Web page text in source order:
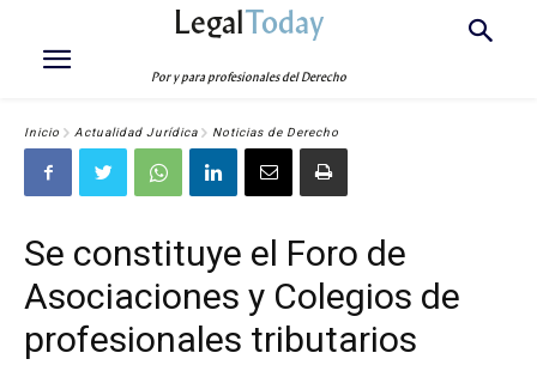
LegalToday
Por y para profesionales del Derecho
Inicio Actualidad Jurídica Noticias de Derecho
Se constituye el Foro de
Asociaciones y Colegios de
profesionales tributarios